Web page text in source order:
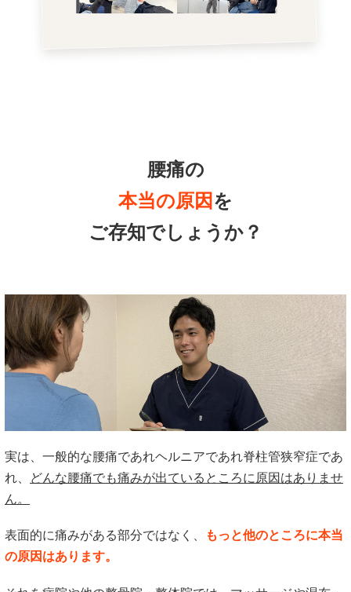
腰痛の
本当の原因 を
ご存知でしょうか？
実は、一般的な腰痛であれヘルニアであれ脊柱管狭窄症であ
れ、
どんな腰痛でも痛みが出ているところに原因はありませ
ん。
表面的に痛みがある部分ではなく、
もっと他のところに本当
の原因はあります。